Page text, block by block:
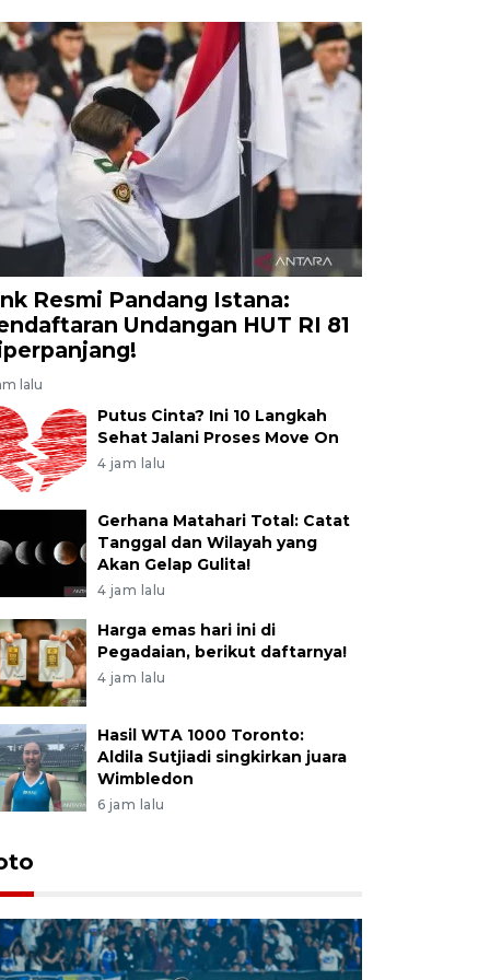
Resmi Pandang Istana:
Undangan HUT RI 81
lalu
Putus Cinta? Ini 10 Langkah
Sehat Jalani Proses Move On
4 jam lalu
Gerhana Matahari Total: Catat
Tanggal dan Wilayah yang
Akan Gelap Gulita!
4 jam lalu
Harga emas hari ini di
Pegadaian, berikut daftarnya!
4 jam lalu
Hasil WTA 1000 Toronto:
Aldila Sutjiadi singkirkan juara
Wimbledon
6 jam lalu